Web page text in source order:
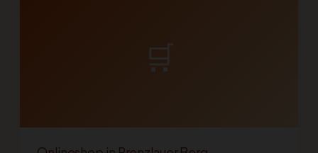
🛒